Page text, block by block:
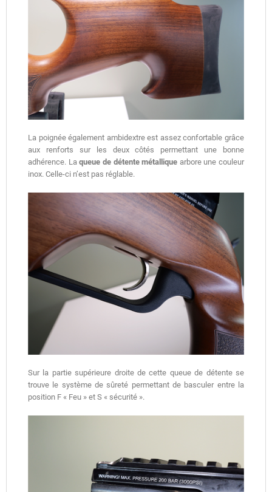
La poignée également ambidextre est assez confortable grâce
aux renforts sur les deux côtés permettant une bonne
adhérence. Laqueue de détente métallique arbore une couleur
inox. Celle-ci n’est pas réglable.
Sur la partie supérieure droite de cette queue de détente se
trouve le système de sûreté permettant de basculer entre la
position F « Feu » et S « sécurité ».